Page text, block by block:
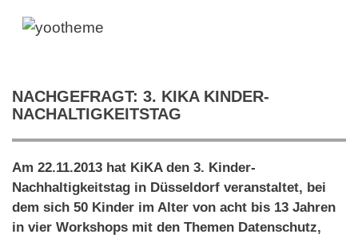
NACHGEFRAGT: 3. KIKA KINDER-
NACHALTIGKEITSTAG
Am 22.11.2013 hat KiKA den 3. Kinder-
Nachhaltigkeitstag in Düsseldorf veranstaltet, bei
dem sich 50 Kinder im Alter von acht bis 13 Jahren
in vier Workshops mit den Themen Datenschutz,